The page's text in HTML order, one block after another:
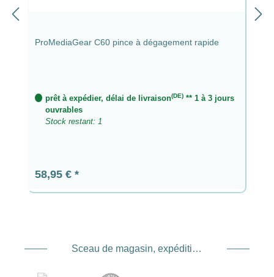
ProMediaGear C60 pince à dégagement rapide
prêt à expédier, délai de livraison(DE)** 1 à 3 jours
ouvrables
Stock restant: 1
Prix régulier :
58,95 €
Sceau de magasin, expédition et expédition. Prestataire de services de paiement